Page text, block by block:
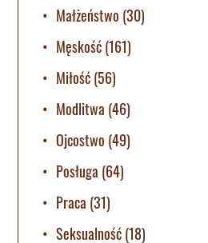
Małżeństwo (30)
Męskość(161)
Miłość(56)
Modlitwa (46)
Ojcostwo (49)
Posługa (64)
Praca (31)
Seksualność(18)